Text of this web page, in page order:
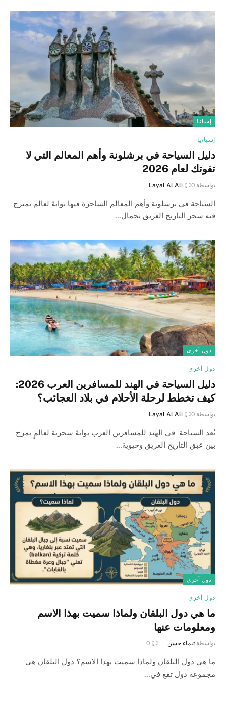
إسبانيا
إسبانيا
دليل السياحة في برشلونة وأهم المعالم التي لا
تفوتك لعام 2026
بواسطة Layal Al Ali 0
السياحة في برشلونة وأهم المعالم الساحرة فيها بوابةً لعالم يمتزج
فيه سحر التاريخ العريق بجمال…
دول أخرى
دول أخرى
دليل السياحة في الهند للمسافرين العرب 2026:
كيف تخطط لرحلة الأحلام في بلاد العجائب؟
بواسطة Layal Al Ali 0
تُعد السياحة في الهند للمسافرين العرب بوابةً سحرية لعالمٍ يمزج
بين عبق التاريخ العريق وحيوية…
دول أخرى
دول أخرى
ما هي دول البلقان ولماذا سميت بهذا الاسم
ومعلومات عنها
بواسطة تيماء حسن 0
ما هي دول البلقان ولماذا سميت بهذا الاسم؟ دول البلقان هي
مجموعة دول تقع في…